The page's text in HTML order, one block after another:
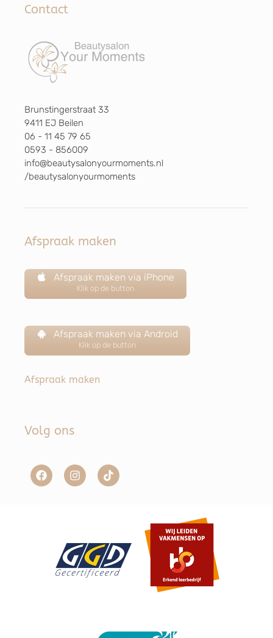
Contact
Brunstingerstraat 33
9411 EJ Beilen
06 - 11 45 79 65
0593 - 856009
info@beautysalonyourmoments.nl
/beautysalonyourmoments
Afspraak maken
Afspraak maken via iPhone
Klik op de button
Afspraak maken via Android
Klik op de button
Afspraak maken
Volg ons